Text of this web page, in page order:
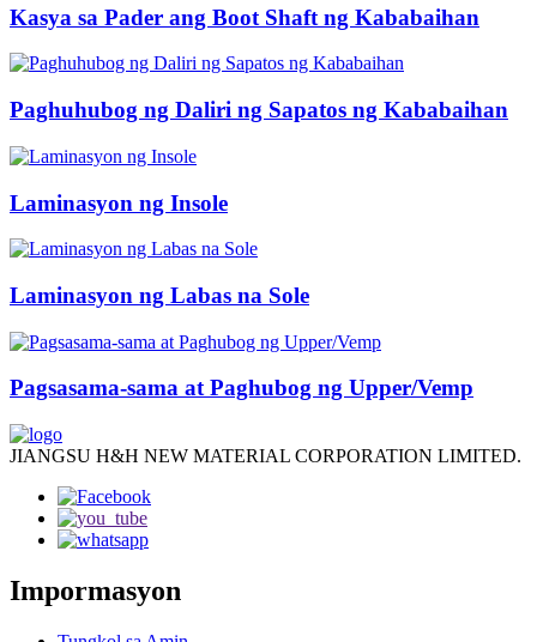
Kasya sa Pader ang Boot Shaft ng Kababaihan
Paghuhubog ng Daliri ng Sapatos ng Kababaihan
Laminasyon ng Insole
Laminasyon ng Labas na Sole
Pagsasama-sama at Paghubog ng Upper/Vemp
JIANGSU H&H NEW MATERIAL CORPORATION LIMITED.
Impormasyon